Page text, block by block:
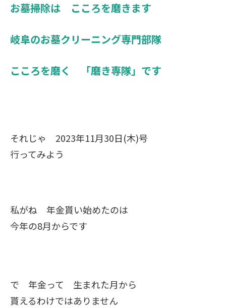
お墓掃除は こころを磨きます
岐阜のお墓クリーニング専門部隊
こころを磨く 「磨き専隊」です
それじゃ 2023年11月30日(木)号
行ってみよう
私がね 年金貰い始めたのは
今年の8月からです
で 年金って 生まれた月から
貰えるわけではありません